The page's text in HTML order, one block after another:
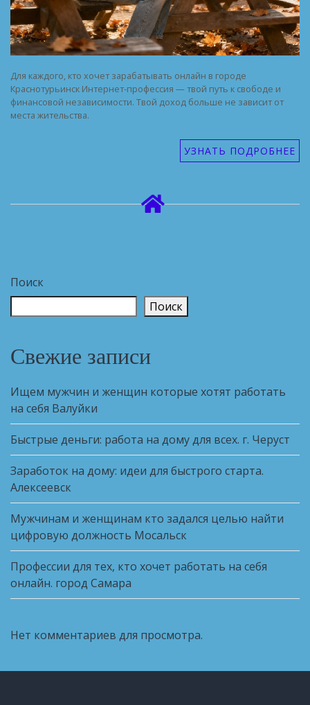
Для каждого, кто хочет зарабатывать онлайн в городе
Краснотурьинск Интернет-профессия — твой путь к свободе и
финансовой независимости. Твой доход больше не зависит от
места жительства.
УЗНАТЬ ПОДРОБНЕЕ
Поиск
Поиск
Свежие записи
Ищем мужчин и женщин которые хотят работать
на себя Валуйки
Быстрые деньги: работа на дому для всех. г. Черуст
Заработок на дому: идеи для быстрого старта.
Алексеевск
Мужчинам и женщинам кто задался целью найти
цифровую должность Мосальск
Профессии для тех, кто хочет работать на себя
онлайн. город Самара
Нет комментариев для просмотра.